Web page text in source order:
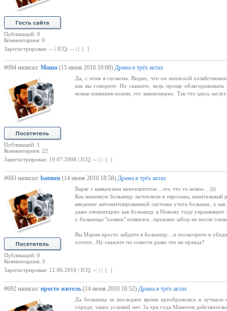
Публикаций: 0
Комментариев: 0
Зарегистрирован: -- | ICQ: -- | | | |
#694 написал: Маша (15 июня 2010 10:08) Драма в трёх актах
Публикаций: 1
Комментариев: 22
Да, с этим я согласна. Видно, что он неплохой
как вы говорите. Но скажите, ведь проще
новые вливания пошли, это закономерно. Так что здесь
Зарегистрирован: 19.07.2008 | ICQ: -- | | | |
#693 написал: batmen (14 июня 2010 18:58) Драма в трёх актах
Публикаций: 0
Комментариев: 3
Варяг с кавказским менталитетом....это что то новое....)))
Как минимум больницу застеклили в евроокна,
введение автоматизированной системы учета больных, а
даже элементарно как больницу к Новому году
у больницы "хозяин" появился...прежние забор не могли
Вы Мария просто зайдите в больницу....и посмотрите и
хотите...Ну скажите по совести разве это не правда?
Зарегистрирован: 12.06.2010 | ICQ: -- | | | |
#692 написал: просто житель (14 июня 2010 18:52) Драма в трёх актах
Да больница за последнее время преобразилась в
городе, таких условий нет. За три года Маметов